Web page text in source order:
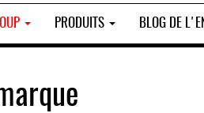
PRODUITS BLOG DE